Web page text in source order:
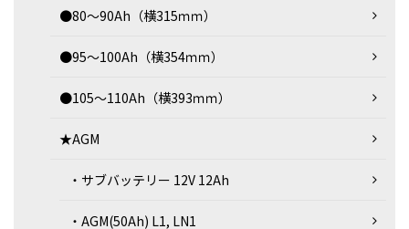
●80～90Ah（横315ｍｍ）
●95～100Ah（横354ｍｍ）
●105～110Ah（横393ｍｍ）
★AGM
・サブバッテリー 12V 12Ah
・AGM(50Ah) L1, LN1